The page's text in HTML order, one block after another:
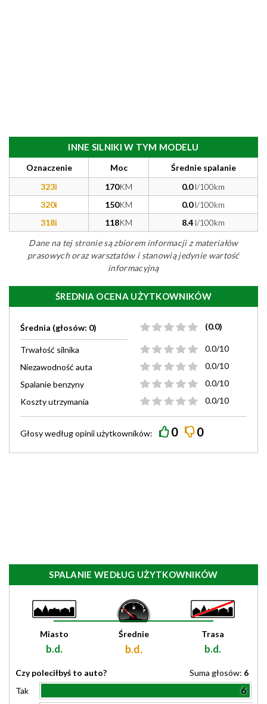
INNE SILNIKI W TYM MODELU
Oznaczenie Moc
Średnie spalanie
323i
170KM 0.0l/100km
320i
150KM 0.0l/100km
318i
118KM 8.4 l/100km
Dane na tej stronie są zbiorem informacji z materiałów
prasowych oraz warsztatów i stanowią jedynie wartość
informacyjną
ŚREDNIA OCENA UŻYTKOWNIKÓW
Średnia (głosów: 0) (0.0)
Trwałość silnika
0.0/10
Niezawodność auta
0.0/10
Spalanie benzyny
0.0/10
Koszty utrzymania
0.0/10
Głosy wedługopiniiużytkowników: 0 0
SPALANIE WEDŁUG UŻYTKOWNIKÓW
Miasto
b.d.
Średnie
b.d.
Trasa
b.d.
Czy poleciłbyś to auto? Suma głosów: 6
Tak
6